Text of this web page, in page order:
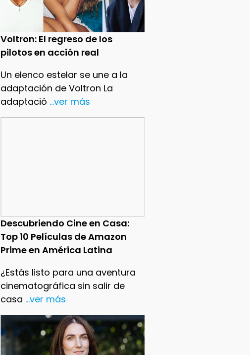
Voltron: El regreso de los
pilotos en acción real
Un elenco estelar se une a la
adaptación de Voltron La
adaptació ...ver más
Descubriendo Cine en Casa:
Top 10 Películas de Amazon
Prime en América Latina
¿Estás listo para una aventura
cinematográfica sin salir de
casa ...ver más